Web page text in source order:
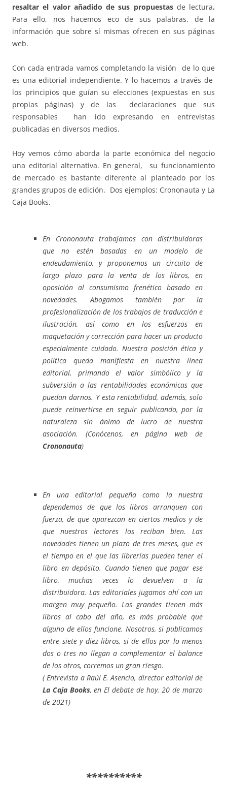
resaltar el valor añadido de sus propuestas de lectura.
Para ello, nos hacemos eco de sus palabras, de la
información que sobre sí mismas ofrecen en sus páginas
web.
Con cada entrada vamos completando la visión de lo que
es una editorial independiente. Y lo hacemos a través de
los principios que guían su elecciones (expuestas en sus
propias páginas) y de lasdeclaraciones que sus
responsables han ido expresando en entrevistas
publicadas en diversos medios.
Hoy vemos cómo aborda la parte económica del negocio
una editorial alternativa. En general, su funcionamiento
de mercado es bastante diferente al planteado por los
grandes grupos de edición. Dos ejemplos: Crononauta y La
Caja Books.
En Crononauta trabajamos con distribuidoras
que no estén basadas en un modelo de
endeudamiento, y proponemos un circuito de
largo plazo para la venta de los libros, en
oposición al consumismo frenético basado en
novedades. Abogamos también por la
profesionalización de los trabajos de traducción e
ilustración, así como en los esfuerzos en
maquetación y corrección para hacer un producto
especialmente cuidado. Nuestra posición ética y
política queda manifiesta en nuestra línea
editorial, primando el valor simbólico y la
subversión a las rentabilidades económicas que
puedan darnos. Y esta rentabilidad, además, solo
puede reinvertirse en seguir publicando, por la
naturaleza sin ánimo de lucro de nuestra
asociación. (Conócenos, en página web de
Crononauta)
En una editorial pequeña como la nuestra
dependemos de que los libros arranquen con
fuerza, de que aparezcan en ciertos medios y de
que nuestros lectores los reciban bien. Las
novedades tienen un plazo de tres meses, que es
el tiempo en el que las librerías pueden tener el
libro en depósito. Cuando tienen que pagar ese
libro, muchas veces lo devuelven a la
distribuidora. Las editoriales jugamos ahí con un
margen muy pequeño. Las grandes tienen más
libros al cabo del año, es más probable que
alguno de ellos funcione. Nosotros, si publicamos
entre siete y diez libros, si de ellos por lo menos
dos o tres no llegan a complementar el balance
de los otros, corremos un gran riesgo.
( Entrevista a Raúl E. Asencio, director editorial de
La Caja Books, en El debate de hoy. 20 de marzo
de 2021)
**********